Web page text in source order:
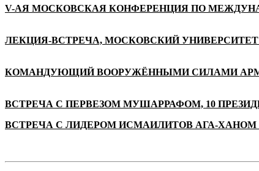
V-АЯ МОСКОВСКАЯ КОНФЕРЕНЦИЯ ПО
ЛЕКЦИЯ-ВСТРЕЧА, МОСКОВСКИЙ
КОМАНДУЮЩИЙ ВООРУЖЁННЫМИ СИЛАМИ
ВСТРЕЧА С ПЕРВЕЗОМ МУШАРРАФОМ, 10
ВСТРЕЧА С ЛИДЕРОМ ИСМАИЛИТОВ АГА-ХАНОМ